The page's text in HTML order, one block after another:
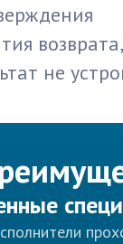
не